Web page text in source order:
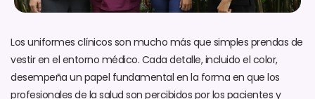
Los uniformes clínicos son mucho más que simples prendas de
vestir en el entorno médico. Cada detalle, incluido el color,
desempeña un papel fundamental en la forma en que los
profesionales de la salud son percibidos por los pacientes y